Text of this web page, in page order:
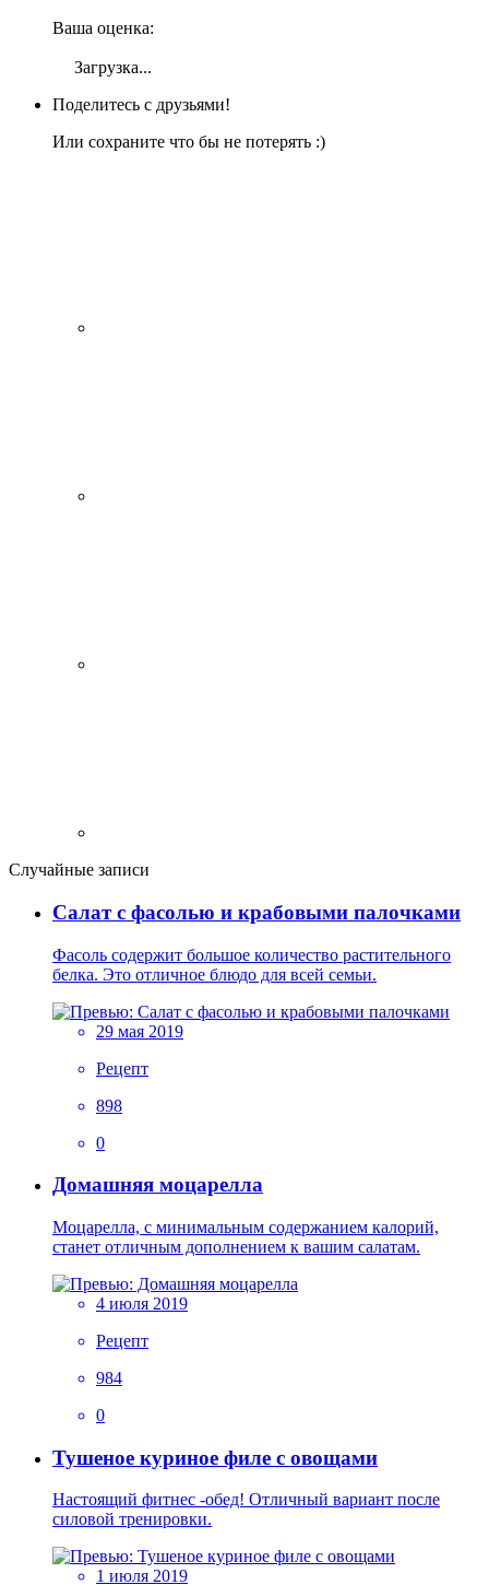
Ваша оценка:
Загрузка...
Поделитесь с друзьями!
Или сохраните что бы не потерять :)
Случайные записи
Салат с фасолью и крабовыми палочками
Фасоль содержит большое количество растительного
белка. Это отличное блюдо для всей семьи.
29 мая 2019
Рецепт
898
0
Домашняя моцарелла
Моцарелла, с минимальным содержанием калорий,
станет отличным дополнением к вашим салатам.
4 июля 2019
Рецепт
984
0
Тушеное куриное филе с овощами
Настоящий фитнес -обед! Отличный вариант после
силовой тренировки.
1 июля 2019